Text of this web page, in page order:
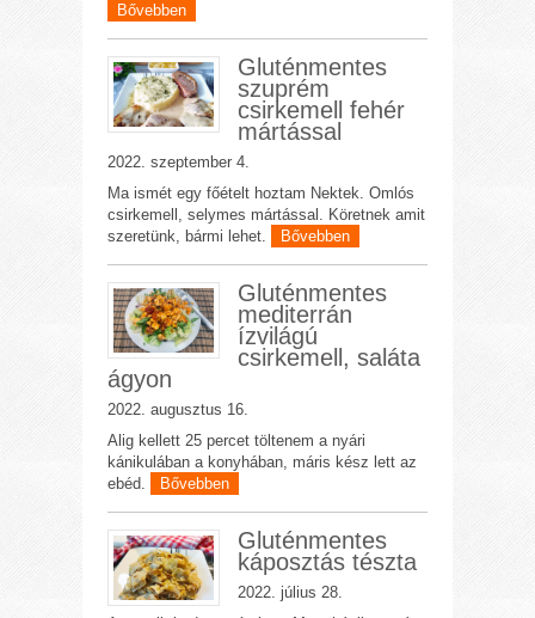
Bővebben
Gluténmentes
szuprém
csirkemell fehér
mártással
2022. szeptember 4.
Ma ismét egy főételt hoztam Nektek. Omlós
csirkemell, selymes mártással. Köretnek amit
szeretünk, bármi lehet.
Bővebben
Gluténmentes
mediterrán
ízvilágú
csirkemell, saláta
ágyon
2022. augusztus 16.
Alig kellett 25 percet töltenem a nyári
kánikulában a konyhában, máris kész lett az
ebéd.
Bővebben
Gluténmentes
káposztás tészta
2022. július 28.